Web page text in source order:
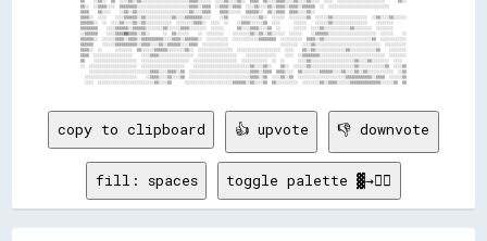
copy to clipboard 👍 upvote 👎 downvote
fill: spaces toggle palette ▓→✊🏽